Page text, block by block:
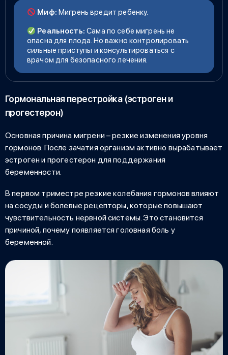
Миф: Мигрень вредит ребенку.
Реальность: Сама по себе мигрень не
опасна для плода. Но важно контролировать
сильные приступы и консультироваться с
врачом для безопасного лечения.
Гормональная перестройка (эстроген и
прогестерон)
Основная причина мигрени – резкие изменения уровня
гормонов. После зачатия организм активно вырабатывает
эстроген и прогестерон для поддержания
беременности.
В первом триместре резкие колебания гормонов влияют
на сосуды и болевые рецепторы, которые повышают
чувствительность нервной системы. Это становится
причиной, почему появляетсяголовная боль у
беременной.